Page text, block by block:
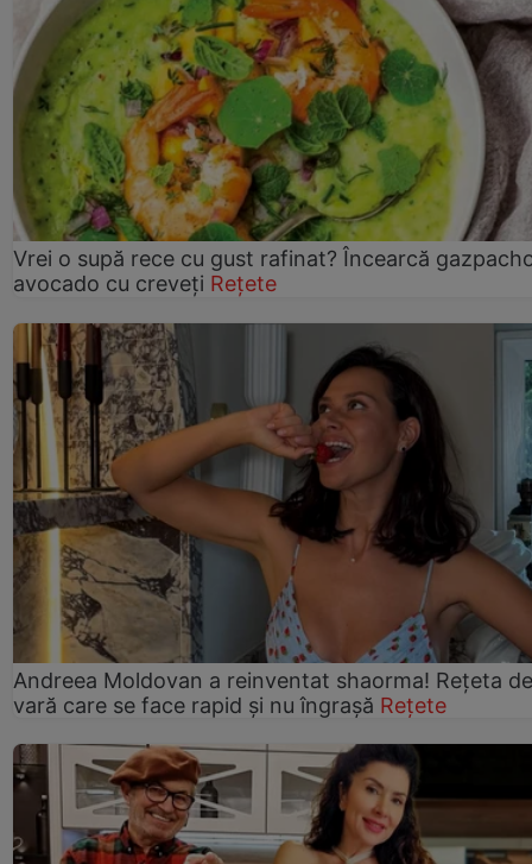
Vrei o supă rece cu gust rafinat? Încearcă
avocado cu creveți Rețete
Andreea Moldovan a reinventat shaorma! Rețeta de
vară care se face rapid și nu îngrașă Rețete